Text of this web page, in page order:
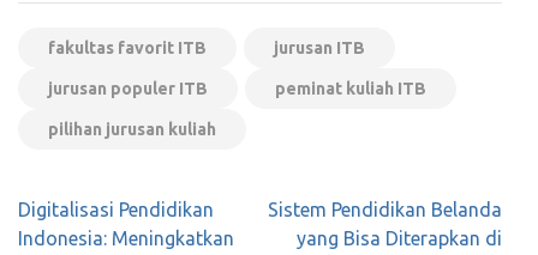
fakultas favorit ITB jurusan ITB
jurusan populer ITB peminat kuliah ITB
pilihan jurusan kuliah
Post
navigation
Digitalisasi Pendidikan
Indonesia: Meningkatkan
Sistem Pendidikan Belanda
yang Bisa Diterapkan di